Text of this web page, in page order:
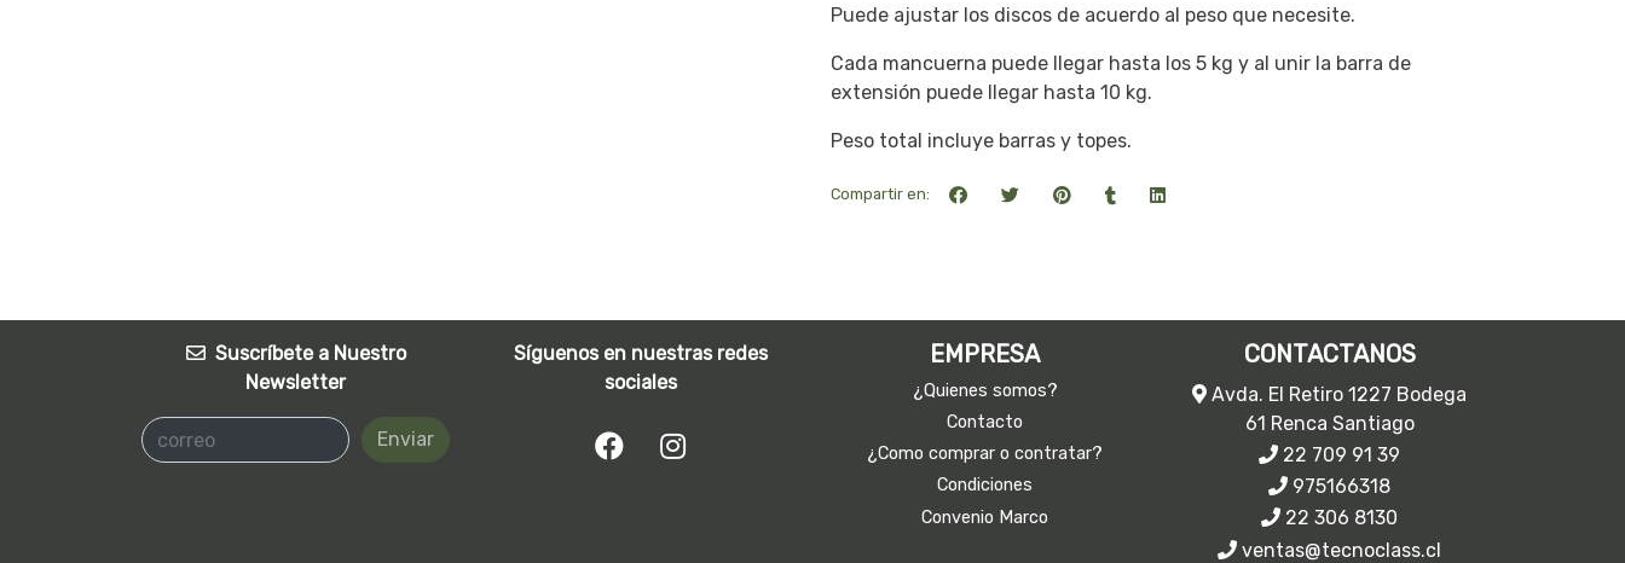
Puede ajustar los discos de acuerdo al peso que necesite.
Cada mancuerna puede llegar hasta los 5 kg y al unir la barra de
extensión puede llegar hasta 10 kg.
Peso total incluye barras y topes.
Compartir en:
Suscríbete a Nuestro
Newsletter
Enviar
Síguenos en nuestras redes
sociales
EMPRESA
¿Quienes somos?
Contacto
¿Como comprar o contratar?
Condiciones
Convenio Marco
CONTACTANOS
Avda. El Retiro 1227 Bodega
61 Renca Santiago
22 709 91 39
975166318
22 306 8130
ventas@tecnoclass.cl